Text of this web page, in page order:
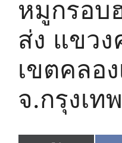
หมูกรอบ
ส่ง แขว
เขตคลอง
จ.กรุงเท